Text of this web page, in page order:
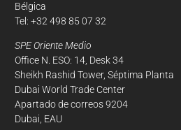
Bélgica
Tel: +32 498 85 07 32
SPE Oriente Medio
Office N. ESO: 14, Desk 34
Sheikh Rashid Tower, Séptima Planta
Dubai World Trade Center
Apartado de correos 9204
Dubai, EAU